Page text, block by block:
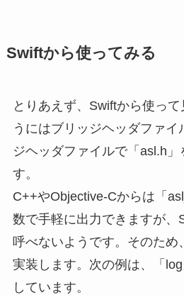
Swiftから使ってみる
とりあえず、Swiftから使っ
うにはブリッジヘッダファイ
ジヘッダファイルで「asl.h」
す。
C++やObjective-Cからは「
数で手軽に出力できますが、
呼べないようです。そのため
実装します。次の例は、「
しています。